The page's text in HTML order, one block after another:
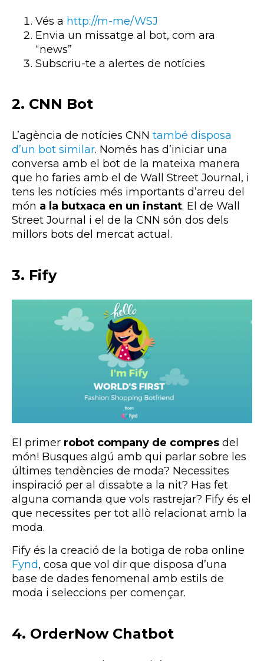
Vés a http://m-me/WSJ
Envia un missatge al bot, com ara
“news”
Subscriu-te a alertes de notícies
2. CNN Bot
L’agència de notícies CNN també disposa
d’un bot similar. Només has d’iniciar una
conversa amb el bot de la mateixa manera
que ho faries amb el de Wall Street Journal, i
tens les notícies més importants d’arreu del
món a la butxaca en un instant. El de Wall
Street Journal i el de la CNN són dos dels
millors bots del mercat actual.
3. Fify
El primer robot company de compres del
món! Busques algú amb qui parlar sobre les
últimes tendències de moda? Necessites
inspiració per al dissabte a la nit? Has fet
alguna comanda que vols rastrejar? Fify és el
que necessites per tot allò relacionat amb la
moda.
Fify és la creació de la botiga de roba online
Fynd, cosa que vol dir que disposa d’una
base de dades fenomenal amb estils de
moda i seleccions per començar.
4. OrderNow Chatbot